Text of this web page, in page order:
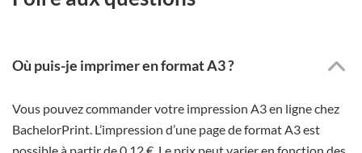
Où puis-je imprimer en format A3 ?
Vous pouvez commander votre impression A3 en ligne chez
BachelorPrint. L’impression d’une page de format A3 est
possible à partir de 0,12 €. Le prix peut varier en fonction des